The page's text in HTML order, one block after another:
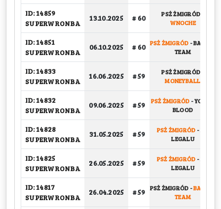
ID: 14859
SUPERWRONBA
13.10.2025 # 60 PSŻ ŻMIGRÓD
WNOCHE
ID: 14851
SUPERWRONBA
06.10.2025 # 60 PSŻ ŻMIGRÓD -BASKET
TEAM
ID: 14833
SUPERWRONBA
16.06.2025 # 59 PSŻ ŻMIGRÓD
MONEYBALL
ID: 14832
SUPERWRONBA
09.06.2025 # 59 PSŻ ŻMIGRÓD -YOUNG
BLOOD
ID: 14828
SUPERWRONBA
31.05.2025 # 59 PSŻ ŻMIGRÓD -
LEGALU
ID: 14825
SUPERWRONBA
26.05.2025 # 59 PSŻ ŻMIGRÓD -
LEGALU
ID: 14817
SUPERWRONBA
26.04.2025 # 59 PSŻ ŻMIGRÓD -BASKET
TEAM